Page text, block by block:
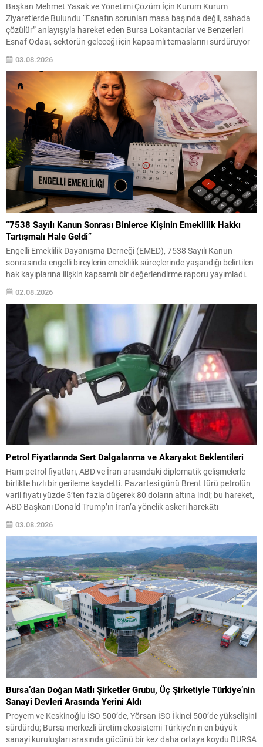
Başkan Mehmet Yasak ve Yönetimi Çözüm İçin Kurum Kurum
Ziyaretlerde Bulundu “Esnafın sorunları masa başında değil, sahada
çözülür” anlayışıyla hareket eden Bursa Lokantacılar ve Benzerleri
Esnaf Odası, sektörün geleceği için kapsamlı temaslarını sürdürüyor
Bursa’da yeme-içme sektörünün yaşadığı sorunların çözümü, esnafın
beklentilerinin karşılanması ve sektörün sürdürülebilir bir yapıya
kavuşması amacıyla çalışmalarını...
03.08.2026
“7538 Sayılı Kanun Sonrası Binlerce Kişinin Emeklilik Hakkı
Tartışmalı Hale Geldi”
Engelli Emeklilik Dayanışma Derneği (EMED), 7538 Sayılı Kanun
sonrasında engelli bireylerin emeklilik süreçlerinde yaşandığı belirtilen
hak kayıplarına ilişkin kapsamlı bir değerlendirme raporu yayımladı.
Haziran 2026 tarihli “7538 Sayılı Kanun Sonrası Engelli Emekliliğinde
Ortaya Çıkan Hak Kayıplarına İlişkin İstatistiksel Değerlendirme ve
Katılımcı Beyanları Raporu” başlıklı çalışmada, yasa değişikliğinin
uygulamadaki etkileri anket...
02.08.2026
Petrol Fiyatlarında Sert Dalgalanma ve Akaryakıt Beklentileri
Ham petrol fiyatları, ABD ve İran arasındaki diplomatik gelişmelerle
birlikte hızlı bir gerileme kaydetti. Pazartesi günü Brent türü petrolün
varil fiyatı yüzde 5’ten fazla düşerek 80 doların altına indi; bu hareket,
ABD Başkanı Donald Trump’ın İran’a yönelik askeri harekâtı
açıklanmasıyla tetiklendi. Enerji piyasalarındaki dalgalanma,...
03.08.2026
Bursa’dan Doğan Matlı Şirketler Grubu, Üç Şirketiyle Türkiye’nin
Sanayi Devleri Arasında Yerini Aldı
Proyem ve Keskinoğlu İSO 500’de, Yörsan İSO İkinci 500’de yükselişini
sürdürdü; Bursa merkezli üretim ekosistemi Türkiye’nin en büyük
sanayi kuruluşları arasında gücünü bir kez daha ortaya koydu BURSA